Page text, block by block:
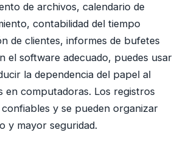
de archivos, calendario de
contabilidad del tiempo
de clientes, informes de bufetes
el software adecuado, puedes usar
la dependencia del papel al
en computadoras. Los registros
y se pueden organizar
y mayor seguridad.